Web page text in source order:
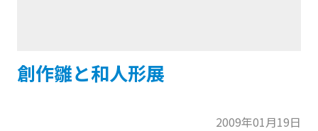
創作雛と和人形展
2009年01月19日